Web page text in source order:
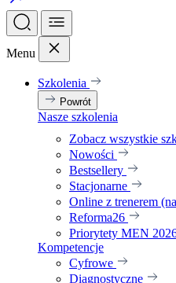
Menu
Szkolenia
Powrót
Nasze szkolenia
Zobacz wszystkie
Nowości
Bestsellery
Stacjonarne
Online z trenerem
Reforma26
Priorytety MEN
Kompetencje
Cyfrowe
Diagnostyczne